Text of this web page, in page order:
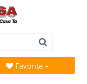
Favorite